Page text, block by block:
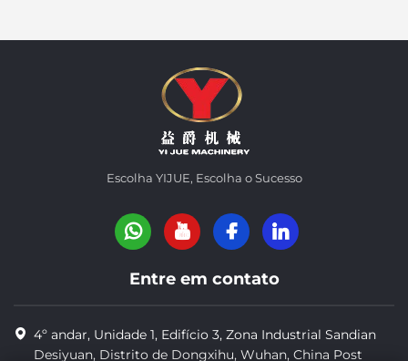
Escolha YIJUE, Escolha o Sucesso
Entre em contato
4º andar, Unidade 1, Edifício 3, Zona Industrial Sandian
Desiyuan, Distrito de Dongxihu, Wuhan, China Post